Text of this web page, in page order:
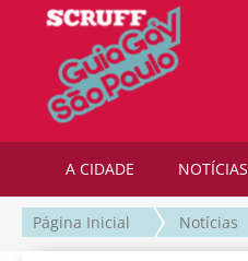
A CIDADE NOTÍCIAS
Página Inicial Notícias